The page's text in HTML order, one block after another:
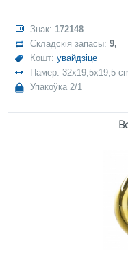
Знак: 172148
Складскія запасы:9,
Кошт:увайдзіце
Памер: 32x19,5x19,5
Упакоўка 2/1